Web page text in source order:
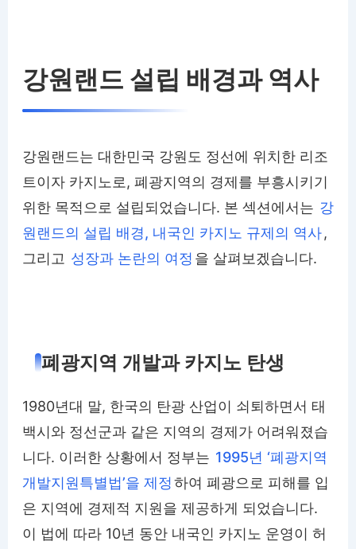
강원랜드 설립 배경과 역사
강원랜드는 대한민국 강원도 정선에 위치한 리조
트이자 카지노로, 폐광지역의 경제를 부흥시키기
위한 목적으로 설립되었습니다. 본 섹션에서는 강
원랜드의 설립 배경, 내국인 카지노 규제의 역사 ,
그리고 성장과 논란의 여정 을 살펴보겠습니다.
폐광지역 개발과 카지노 탄생
1980년대 말, 한국의 탄광 산업이 쇠퇴하면서 태
백시와 정선군과 같은 지역의 경제가 어려워졌습
니다. 이러한 상황에서 정부는 1995년 ‘폐광지역
개발지원특별법’을 제정하여 폐광으로 피해를 입
은 지역에 경제적 지원을 제공하게 되었습니다.
이 법에 따라 10년 동안 내국인 카지노 운영이 허